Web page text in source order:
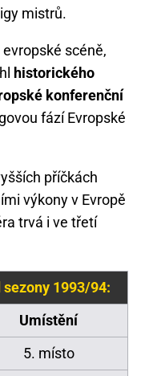
mistrů.
scéně,
historického
konferenční
fází Evropské
příčkách
výkony v Evropě
trvá i ve třetí
1993/94:
Umístění
5. místo